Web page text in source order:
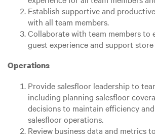
Establish supportive and
with all team members.
Collaborate with team members to
guest experience and support
Operations
Provide salesfloor leadership to
including planning salesfloor
decisions to maintain efficiency
salesfloor operations.
Review business data and metrics